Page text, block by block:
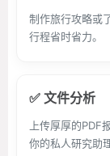
制作旅行攻略或
行程省时省力。
✅ 文件分析
上传厚厚的PDF
你的私人研究助理